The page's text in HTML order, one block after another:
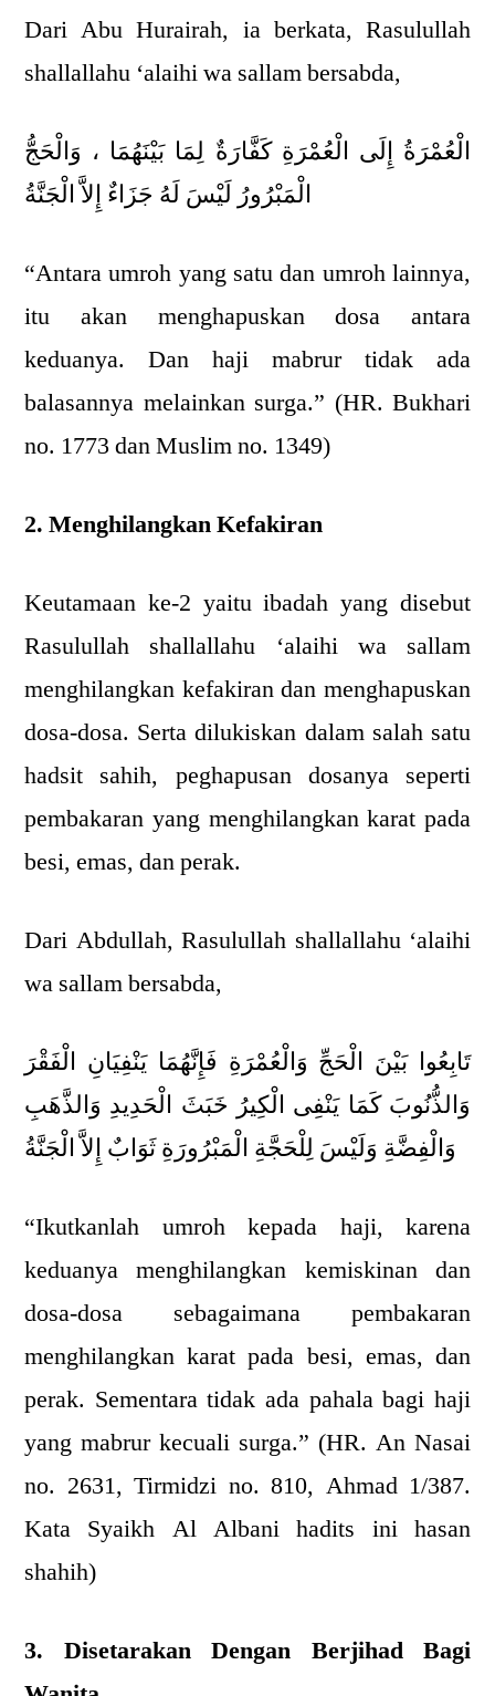
Dari Abu Hurairah, ia berkata, Rasulullah
shallallahu ‘alaihi wa sallam bersabda,
الْعُمْرَةُ إِلَى الْعُمْرَةِ كَفَّارَةٌ لِمَا بَيْنَهُمَا ، وَالْحَجُّ
الْمَبْرُورُ لَيْسَ لَهُ جَزَاءٌ إِلاَّ الْجَنَّةُ
“Antara umroh yang satu dan umroh lainnya,
itu akan menghapuskan dosa antara
keduanya. Dan haji mabrur tidak ada
balasannya melainkan surga.” (HR. Bukhari
no. 1773 dan Muslim no. 1349)
2. Menghilangkan Kefakiran
Keutamaan ke-2 yaitu ibadah yang disebut
Rasulullah shallallahu ‘alaihi wa sallam
menghilangkan kefakiran dan menghapuskan
dosa-dosa. Serta dilukiskan dalam salah satu
hadsit sahih, peghapusan dosanya seperti
pembakaran yang menghilangkan karat pada
besi, emas, dan perak.
Dari Abdullah, Rasulullah shallallahu ‘alaihi
wa sallam bersabda,
تَابِعُوا بَيْنَ الْحَجِّ وَالْعُمْرَةِ فَإِنَّهُمَا يَنْفِيَانِ الْفَقْرَ
وَالذُّنُوبَ كَمَا يَنْفِى الْكِيرُ خَبَثَ الْحَدِيدِ وَالذَّهَبِ
وَالْفِضَّةِ وَلَيْسَ لِلْحَجَّةِ الْمَبْرُورَةِ ثَوَابٌ إِلاَّ الْجَنَّةُ
“Ikutkanlah umroh kepada haji, karena
keduanya menghilangkan kemiskinan dan
dosa-dosa sebagaimana pembakaran
menghilangkan karat pada besi, emas, dan
perak. Sementara tidak ada pahala bagi haji
yang mabrur kecuali surga.” (HR. An Nasai
no. 2631, Tirmidzi no. 810, Ahmad 1/387.
Kata Syaikh Al Albani hadits ini hasan
shahih)
3. Disetarakan Dengan Berjihad Bagi